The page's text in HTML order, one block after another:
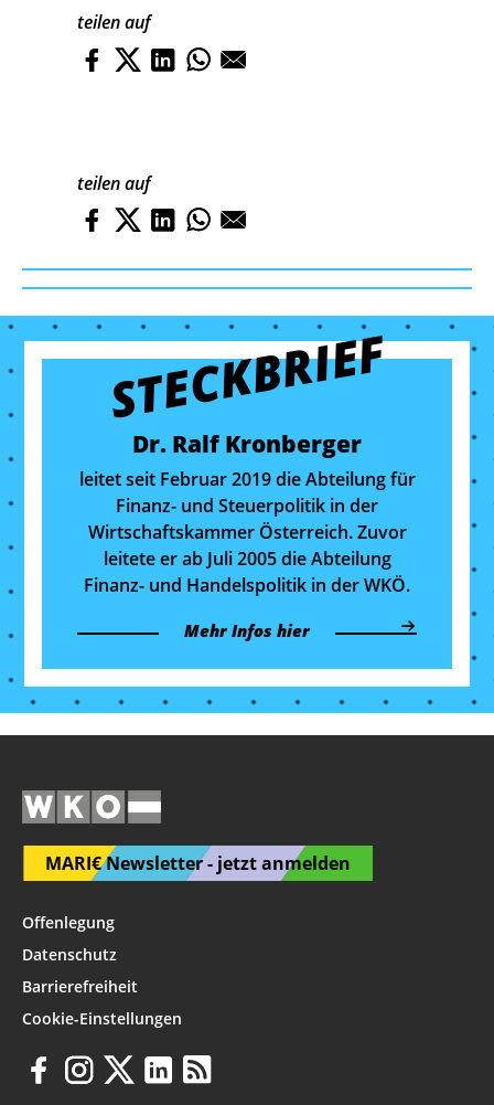
teilen auf
teilen auf
STECKBRIEF
Dr. Ralf Kronberger
leitet seit Februar 2019 die Abteilung für
Finanz- und Steuerpolitik in der
Wirtschaftskammer Österreich. Zuvor
leitete er ab Juli 2005 die Abteilung
Finanz- und Handelspolitik in der WKÖ.
Mehr Infos hier
MARI€ Newsletter - jetzt anmelden
Offenlegung
Datenschutz
Barrierefreiheit
Cookie-Einstellungen